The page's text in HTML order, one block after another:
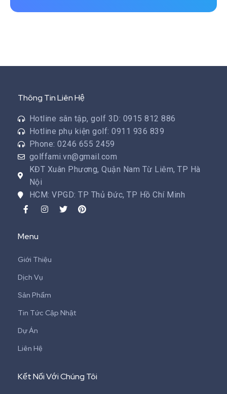
Thông Tin Liên Hệ
Hotline sân tập, golf 3D: 0915 812 886
Hotline phụ kiện golf: 0911 936 839
Phone: 0246 655 2459
golffami.vn@gmail.com
KĐT Xuân Phương, Quận Nam Từ Liêm, TP Hà
Nội
HCM: VPGD: TP Thủ Đức, TP Hồ Chí Minh
Menu
Giới Thiệu
Dịch Vụ
Sản Phẩm
Tin Tức Cập Nhật
Dự Án
Liên Hệ
Kết Nối Với Chúng Tôi